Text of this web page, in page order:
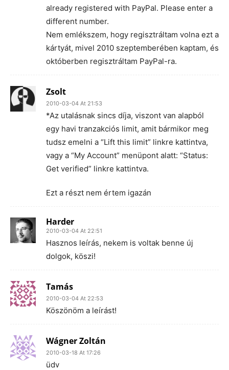
already registered with PayPal. Please enter a
different number.
Nem emlékszem, hogy regisztráltam volna ezt a
kártyát, mivel 2010 szeptemberében kaptam, és
októberben regisztráltam PayPal-ra.
Zsolt
2010-03-04 At 21:53
*Az utalásnak sincs díja, viszont van alapból
egy havi tranzakciós limit, amit bármikor meg
tudsz emelni a “Lift this limit” linkre kattintva,
vagy a “My Account” menüpont alatt: “Status:
Get verified” linkre kattintva.
Ezt a részt nem értem igazán
Harder
2010-03-04 At 22:51
Hasznos leírás, nekem is voltak benne új
dolgok, köszi!
Tamás
2010-03-04 At 22:53
Köszönöm a leírást!
Wágner Zoltán
2010-03-18 At 17:26
üdv